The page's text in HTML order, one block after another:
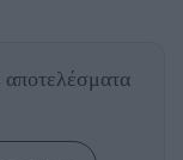
αποτελέσματα